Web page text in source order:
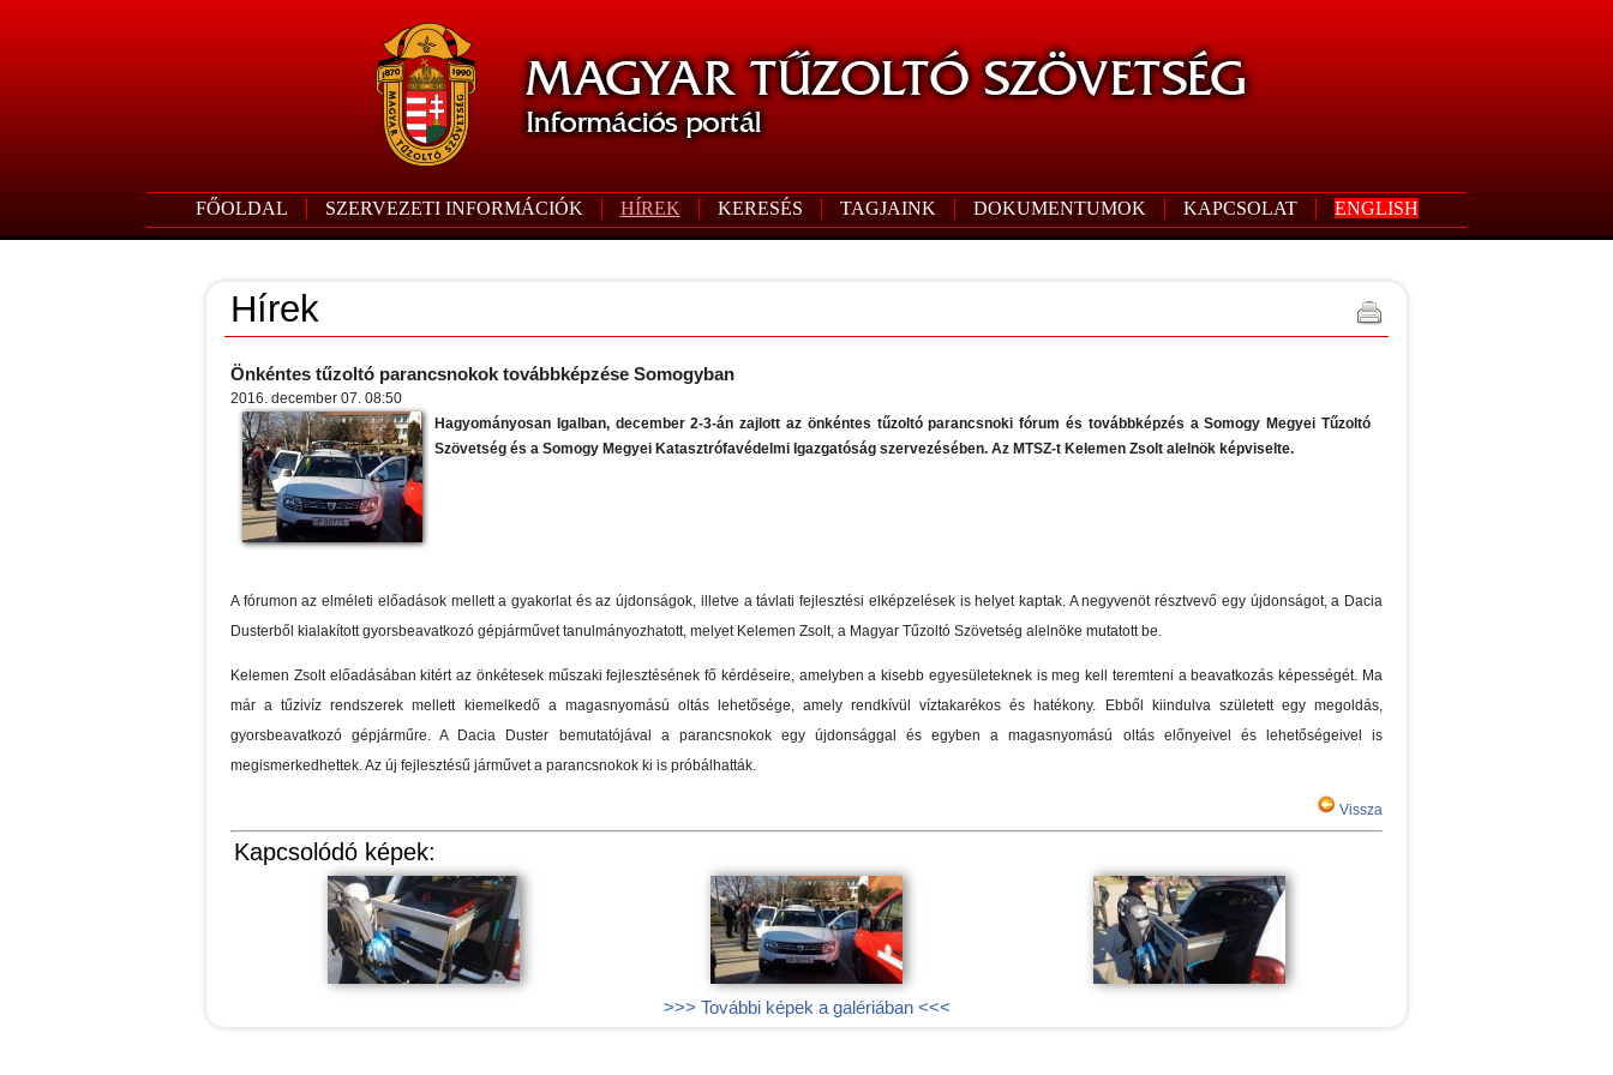
FŐOLDAL SZERVEZETI INFORMÁCIÓK HÍREK KERESÉS TAGJAINK DOKUMENTUMOK KAPCSOLAT ENGLISH
Hírek
Önkéntes tűzoltó parancsnokok továbbképzése Somogyban
2016. december 07. 08:50
Hagyományosan Igalban, december 2-3-án zajlott az önkéntes tűzoltó parancsnoki fórum és továbbképzés a Somogy Megyei Tűzoltó
Szövetség és a Somogy Megyei Katasztrófavédelmi Igazgatóság szervezésében. Az MTSZ-t Kelemen Zsolt alelnök képviselte.
A fórumon az elméleti előadások mellett a gyakorlat és az újdonságok, illetve a távlati fejlesztési elképzelések is helyet kaptak. A negyvenöt résztvevő egy újdonságot, a Dacia
Dusterből kialakított gyorsbeavatkozó gépjárművet tanulmányozhatott, melyet Kelemen Zsolt, a Magyar Tűzoltó Szövetség alelnöke mutatott be.
Kelemen Zsolt előadásában kitért az önkétesek műszaki fejlesztésének fő kérdéseire, amelyben a kisebb egyesületeknek is meg kell teremteni a beavatkozás képességét. Ma
már a tűzivíz rendszerek mellett kiemelkedő a magasnyomású oltás lehetősége, amely rendkívül víztakarékos és hatékony. Ebből kiindulva született egy megoldás,
gyorsbeavatkozó gépjárműre. A Dacia Duster bemutatójával a parancsnokok egy újdonsággal és egyben a magasnyomású oltás előnyeivel és lehetőségeivel is
megismerkedhettek. Az új fejlesztésű járművet a parancsnokok ki is próbálhatták.
Vissza
Kapcsolódó képek:
>>> További képek a galériában <<<